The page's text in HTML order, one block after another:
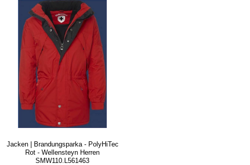
Jacken | Brandungsparka - PolyHiTec
Rot - Wellensteyn Herren
SMW110.L561463